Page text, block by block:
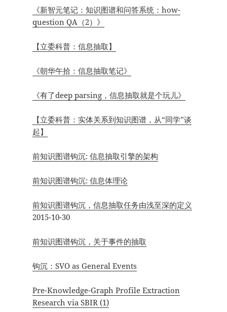
《新智元笔记：知识图谱和问答系统：how-
question QA（2）》
【立委科普：信息抽取】
《朝华午拾：信息抽取笔记》
《有了deep parsing，信息抽取就是个玩儿》
【立委科普：实体关系到知识图谱，从“同学”谈
起】
前知识图谱钩沉: 信息抽取引擎的架构
前知识图谱钩沉: 信息体理论
前知识图谱钩沉，信息抽取任务由浅至深的定义
2015-10-30
前知识图谱钩沉，关于事件的抽取
钩沉：SVO as General Events
Pre-Knowledge-Graph Profile Extraction
Research via SBIR (1)